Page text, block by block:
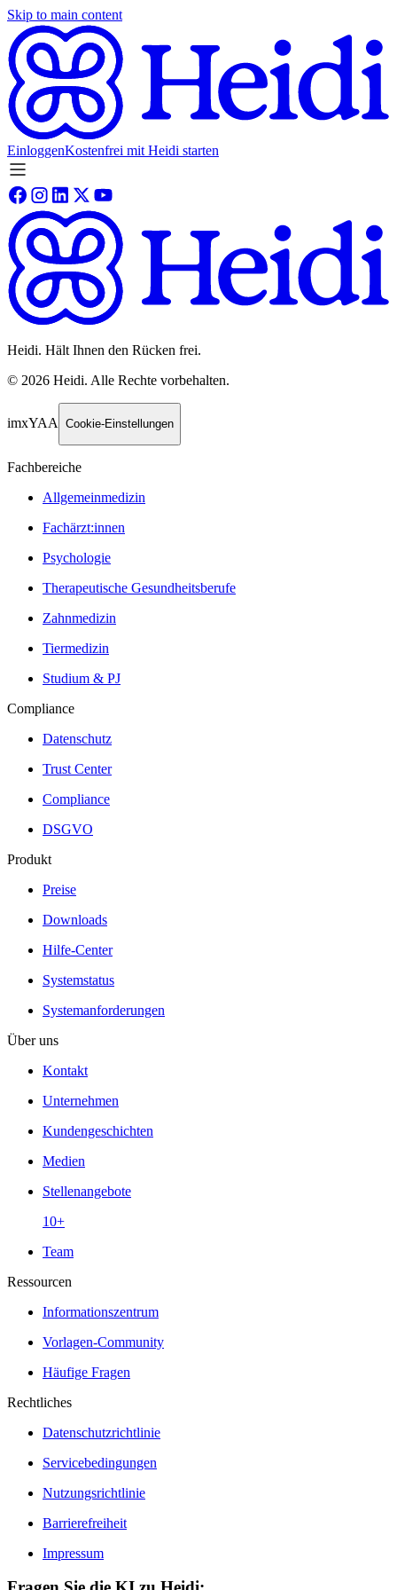
Skip to main content
EinloggenKostenfrei mit Heidi starten
Heidi. Hält Ihnen den Rücken frei.
© 2026 Heidi. Alle Rechte vorbehalten.
imxYAA Cookie-Einstellungen
Fachbereiche
Allgemeinmedizin
Fachärzt:innen
Psychologie
Therapeutische Gesundheitsberufe
Zahnmedizin
Tiermedizin
Studium & PJ
Compliance
Datenschutz
Trust Center
Compliance
DSGVO
Produkt
Preise
Downloads
Hilfe-Center
Systemstatus
Systemanforderungen
Über uns
Kontakt
Unternehmen
Kundengeschichten
Medien
Stellenangebote
10+
Team
Ressourcen
Informationszentrum
Vorlagen-Community
Häufige Fragen
Rechtliches
Datenschutzrichtlinie
Servicebedingungen
Nutzungsrichtlinie
Barrierefreiheit
Impressum